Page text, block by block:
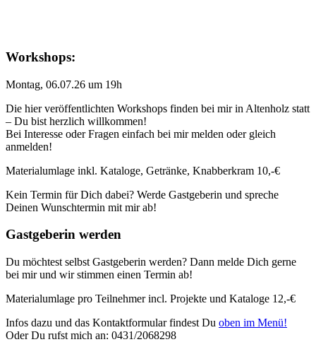
Workshops:
Montag, 06.07.26 um 19h
Die hier veröffentlichten Workshops finden bei mir in Altenholz statt
– Du bist herzlich willkommen!
Bei Interesse oder Fragen einfach bei mir melden oder gleich
anmelden!
Materialumlage inkl. Kataloge, Getränke, Knabberkram 10,-€
Kein Termin für Dich dabei? Werde Gastgeberin und spreche
Deinen Wunschtermin mit mir ab!
Gastgeberin werden
Du möchtest selbst Gastgeberin werden? Dann melde Dich gerne
bei mir und wir stimmen einen Termin ab!
Materialumlage pro Teilnehmer incl. Projekte und Kataloge 12,-€
Infos dazu und das Kontaktformular findest Du oben im Menü!
Oder Du rufst mich an: 0431/2068298